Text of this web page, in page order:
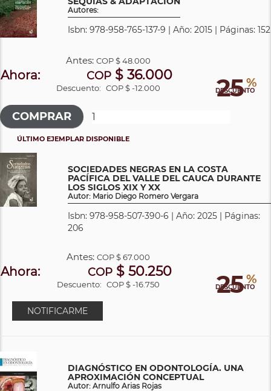
Autores:
Isbn: 978-958-765-137-9 | Año: 2015 | Páginas: 152
25 %
DESCUENTO
Antes:COP$ 48.000
Ahora: COP $ 36.000
Descuento: COP $ -12.000
ÚLTIMO EJEMPLAR DISPONIBLE
SOCIEDADES NEGRAS EN LA COSTA
PACÍFICA DEL VALLE DEL CAUCA DURANTE
LOS SIGLOS XIX Y XX
Autor: Mario Diego Romero Vergara
Isbn: 978-958-507-390-6 | Año: 2025 | Páginas:
206
25 %
DESCUENTO
Antes:COP$ 67.000
Ahora: COP$ 50.250
Descuento: COP $ -16.750
NOTIFICARME
DIAGNÓSTICO EN ODONTOLOGÍA. UNA
APROXIMACIÓN CONCEPTUAL
Autor: Arnulfo Arias Rojas